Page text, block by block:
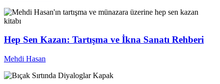
Hep Sen Kazan: Tartışma ve İkna Sanatı Rehberi
Mehdi Hasan